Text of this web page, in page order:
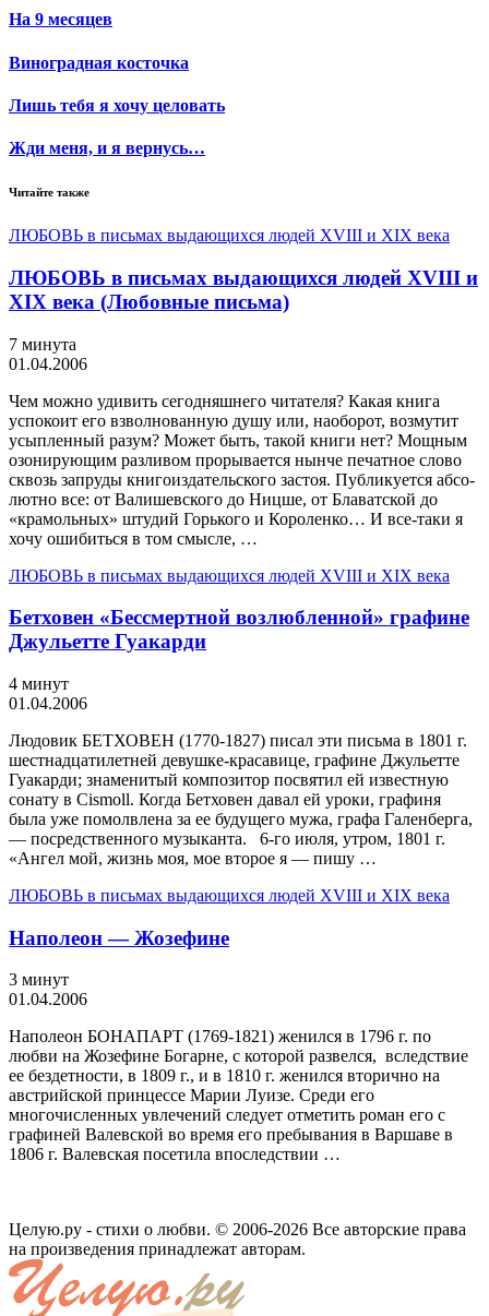
На 9 месяцев
Виноградная косточка
Лишь тебя я хочу целовать
Жди меня, и я вернусь…
Читайте также
ЛЮБОВЬ в письмах выдающихся людей XVIII и XIX века
ЛЮБОВЬ в письмах выдающихся людей XVIII и
XIX века (Любовные письма)
7 минута
01.04.2006
Чем можно удивить сегодняшнего читателя? Какая книга
успокоит его взволнованную душу или, наоборот, возмутит
усыпленный разум? Может быть, такой книги нет? Мощным
озонирующим разливом прорывается нынче печатное слово
сквозь запруды книгоиздательского застоя. Публикуется абсо­
лютно все: от Валишевского до Ницше, от Блаватской до
«кра­мольных» штудий Горького и Короленко… И все-таки я
хочу ошибиться в том смысле, …
ЛЮБОВЬ в письмах выдающихся людей XVIII и XIX века
Бетховен «Бессмертной возлюбленной» графине
Джульетте Гуакарди
4 минут
01.04.2006
Людовик БЕТХОВЕН (1770-1827) писал эти письма в 1801 г.
шестнадцатилетней девушке-красавице, графине Джульетте
Гуа­карди; знаменитый композитор посвятил ей известную
сонату в Cismoll. Когда Бетховен давал ей уроки, графиня
была уже помолвлена за ее будущего мужа, графа Га­ленберга,
— посредственного музыканта. 6-го июля, утром, 1801 г.
«Ангел мой, жизнь моя, мое второе я — пишу …
ЛЮБОВЬ в письмах выдающихся людей XVIII и XIX века
Наполеон — Жозефине
3 минут
01.04.2006
Наполеон БОНАПАРТ (1769-1821) же­нился в 1796 г. по
любви на Жозефине Богарне, с которой развелся, вследствие
ее бездетности, в 1809 г., и в 1810 г. женил­ся вторично на
австрийской принцессе Марии­ Луизе. Среди его
многочисленных увлечений следует отметить роман его с
графиней Валевской во время его пребывания в Вар­шаве в
1806 г. Валевская посетила впослед­ствии …
Целую.ру - стихи о любви. © 2006-2026 Все авторские права
на произведения принадлежат авторам.